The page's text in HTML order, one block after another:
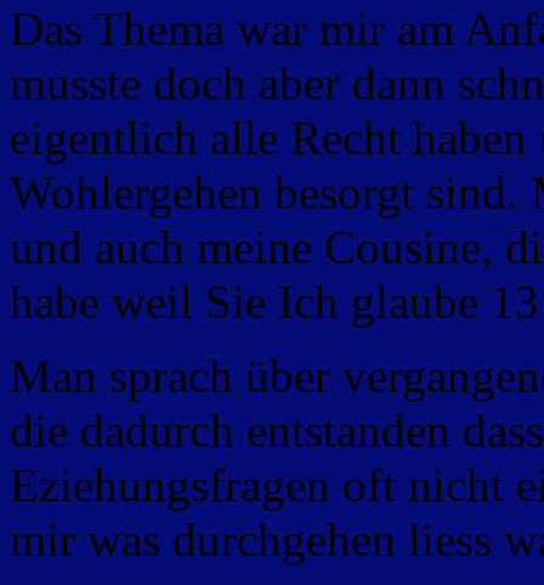
Das Thema war mir am
musste doch aber dann
eigentlich alle Recht
Wohlergehen besorgt
und auch meine Cousine,
habe weil Sie Ich glaube
Man sprach über
die dadurch entstanden
Eziehungsfragen oft nicht
mir was durchgehen liess